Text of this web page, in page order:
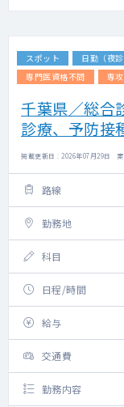
スポット 日勤（夜診
専門医資格不問
専
千葉県／総合
診療、予防接
掲載更新日 : 2026年07月29日
路線
勤務地
科目
日程/時間
給与
交通費
勤務内容